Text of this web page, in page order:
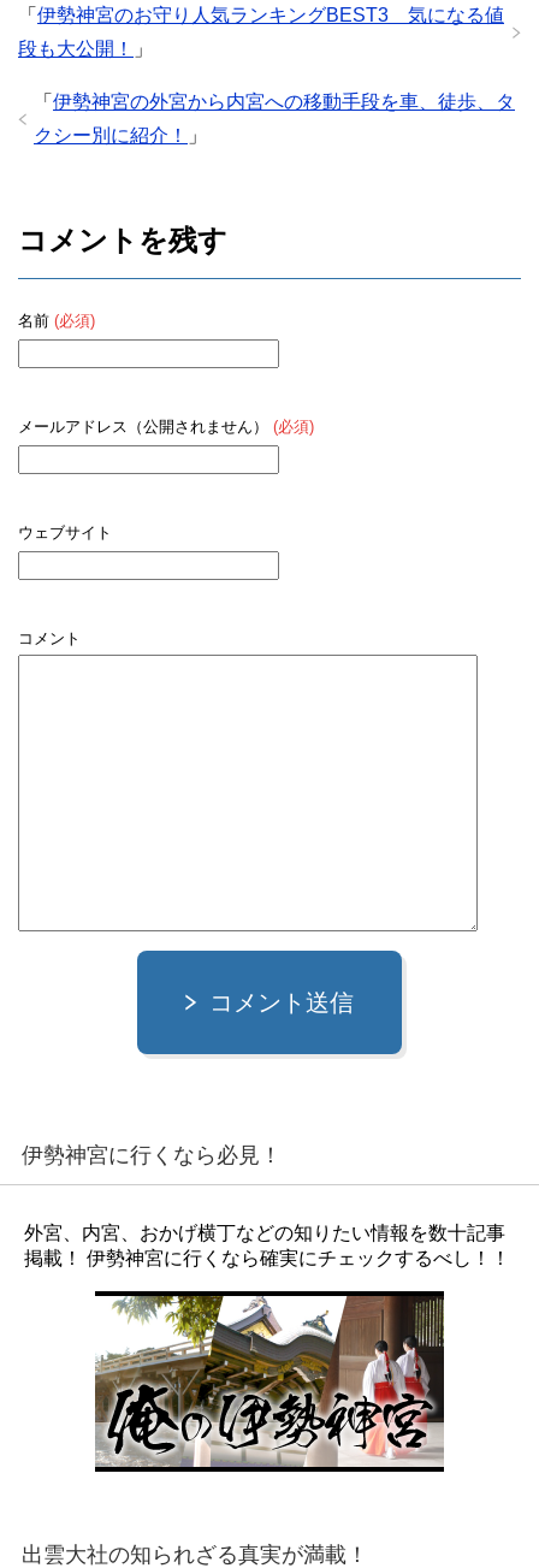
「 伊勢神宮のお守り人気ランキングBEST3 気になる値
段も大公開！
」
「 伊勢神宮の外宮から内宮への移動手段を車、徒歩、タ
クシー別に紹介！
」
コメントを残す
名前 (必須)
メールアドレス（公開されません） (必須)
ウェブサイト
コメント
コメント送信
伊勢神宮に行くなら必見！
外宮、内宮、おかげ横丁などの知りたい情報を数十記事
掲載！ 伊勢神宮に行くなら確実にチェックするべし！！
出雲大社の知られざる真実が満載！